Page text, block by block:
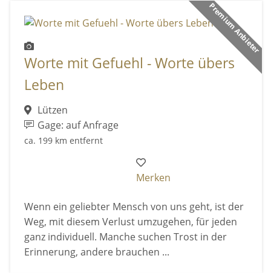
Premium Anbieter
Worte mit Gefuehl - Worte übers
Leben
Lützen
Gage: auf Anfrage
ca. 199 km entfernt
Merken
Wenn ein geliebter Mensch von uns geht, ist der
Weg, mit diesem Verlust umzugehen, für jeden
ganz individuell. Manche suchen Trost in der
Erinnerung, andere brauchen ...